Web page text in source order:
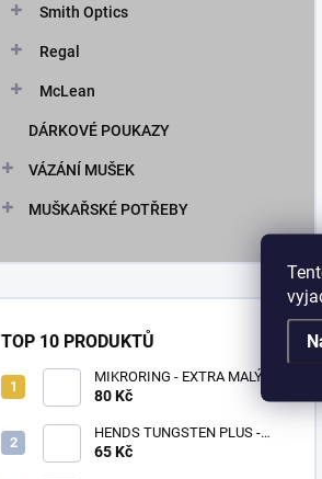
Smith Optics
Regal
McLean
DÁRKOVÉ POUKAZY
VÁZÁNÍ MUŠEK
MUŠKAŘSKÉ POTŘEBY
TOP 10 PRODUKTŮ
MIKRORING - EXTRA MALÝ
80 Kč
HENDS TUNGSTEN PLUS -
65 Kč